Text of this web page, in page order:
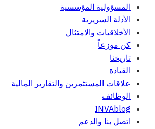
المسؤولية المؤسسية
الأدلة السريرية
الأخلاقيات والامتثال
كن موزعاً
تاريخنا
القيادة
علاقات المستثمرين والتقارير المالية
الوظائف
INVAblog
اتصل بنا والدعم